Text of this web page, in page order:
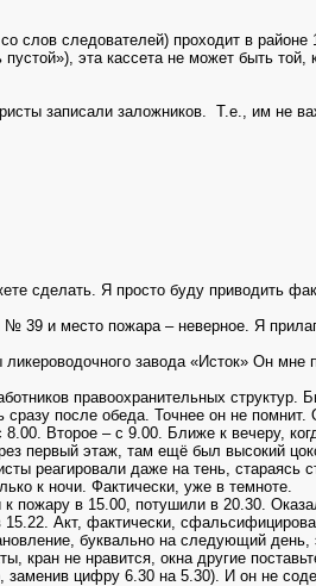
слов следователей) проходит в
эта кассета не может быть той,
записали заложников. Т.е., им не
сделать. Я просто буду приводить
№ 39 и место пожара – неверное. Я
завода «Исток» Он мне
правоохранительных структур.
после обеда. Точнее он не помнит.
Второе – с 9.00. Ближе к вечеру,
первый этаж, там ещё был высокий
реагировали даже на тень, стараясь
к ночи. Фактически, уже в темноте.
пожару в 15.00, потушили в 20.30.
Акт, фактически,
буквально на следующий день,
не нравится, окна другие
цифру 6.30 на 5.30). И он не